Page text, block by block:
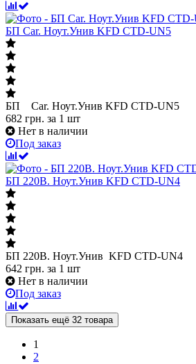
БП Car. Ноут.Унив KFD CTD-UN5
БП Car. Ноут.Унив KFD CTD-UN5
682 грн. за 1 шт
Нет в наличии
Под заказ
БП 220В. Ноут.Унив KFD CTD-UN4
БП 220В. Ноут.Унив KFD CTD-UN4
642 грн. за 1 шт
Нет в наличии
Под заказ
Показать ещё 32 товара
1
2